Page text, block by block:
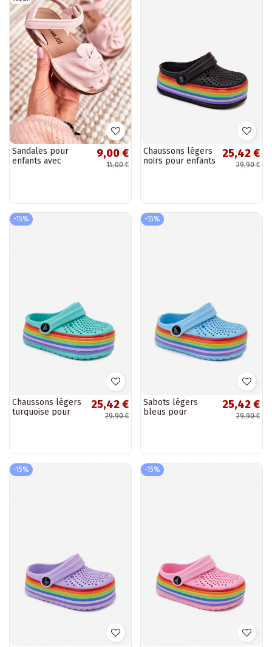
Sandales pour
enfants avec
9,00 €
15,00 €
Chaussons légers
noirs pour enfants
25,42 €
29,90 €
-15%
Chaussons légers
turquoise pour
25,42 €
29,90 €
-15%
Sabots légers
bleus pour
25,42 €
29,90 €
-15% -15%